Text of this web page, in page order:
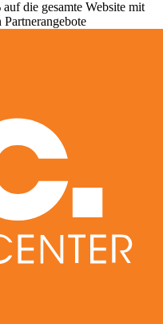
die gesamte Website mit